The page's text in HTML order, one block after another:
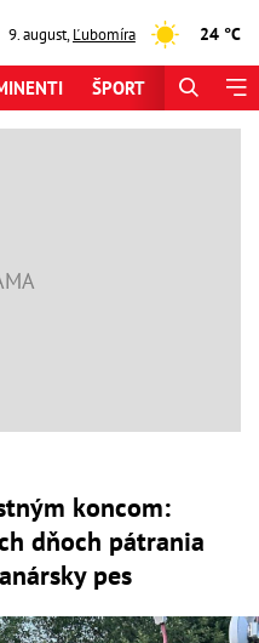
9. august,Ľubomíra 24 °C
ŠPORT
koncom:
dňoch pátrania
pes